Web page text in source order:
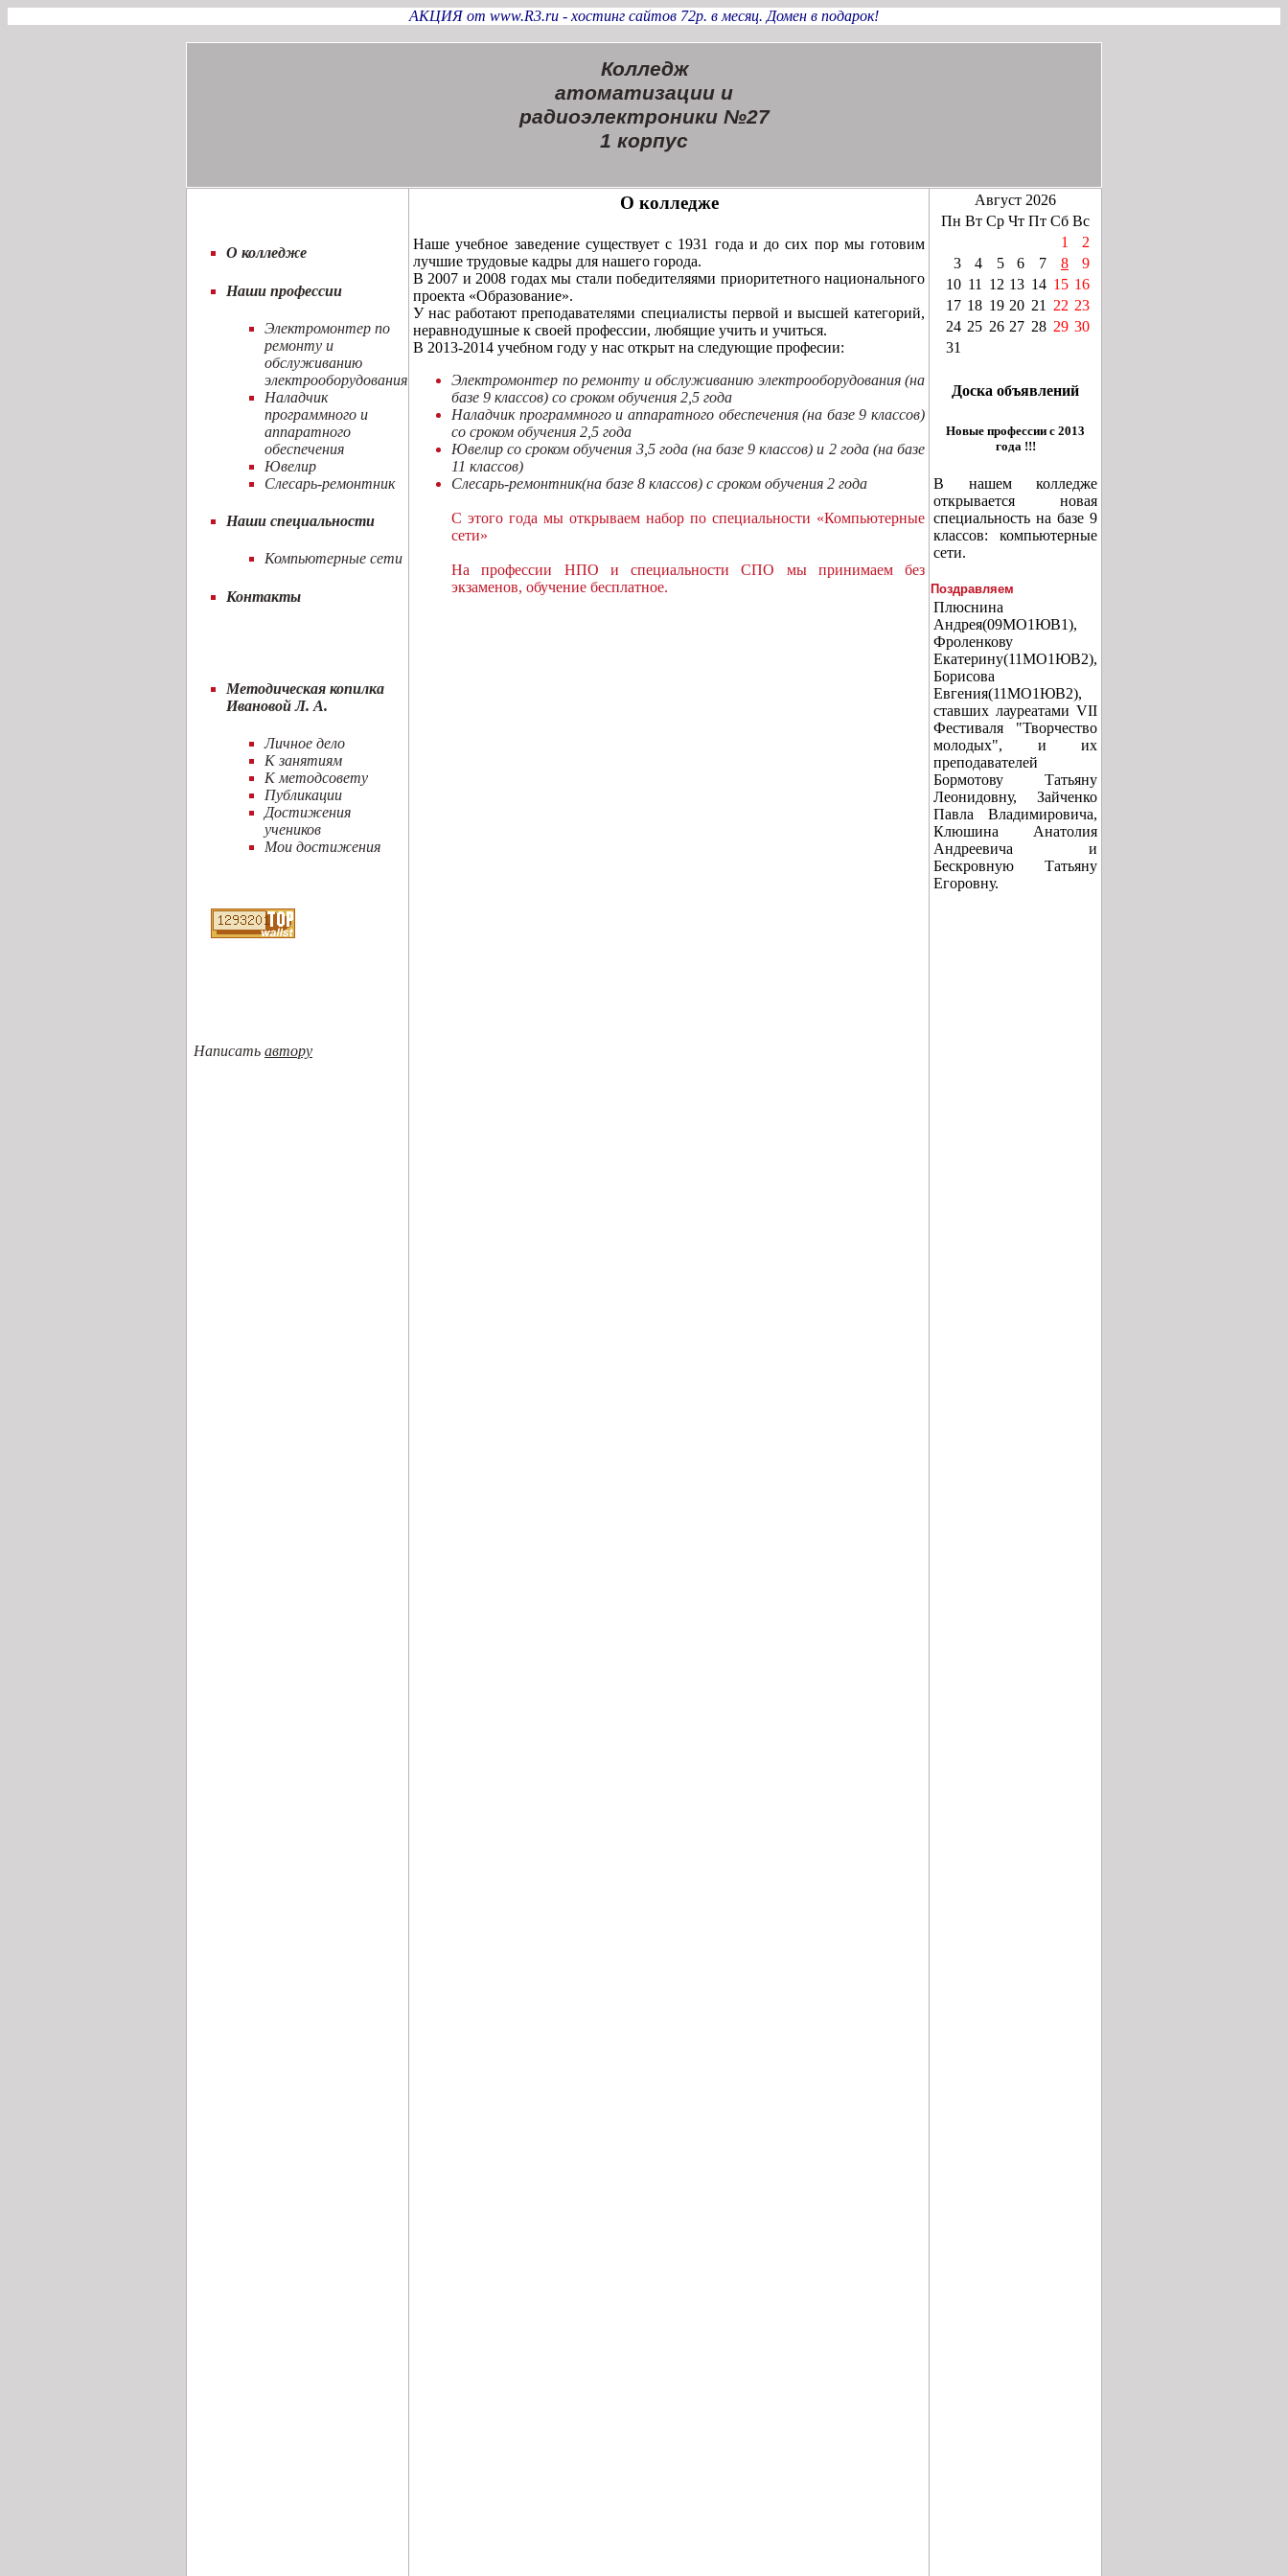
АКЦИЯ от www.R3.ru - хостинг сайтов 72р. в месяц. Домен в подарок!
Колледж
атоматизации и
радиоэлектроники №27
1 корпус
О колледже
Наши профессии
Электромонтер по
ремонту и
обслуживанию
электрооборудования
Наладчик
программного и
аппаратного
обеспечения
Ювелир
Слесарь-ремонтник
Наши специальности
Компьютерные сети
Контакты
Методическая копилка
Ивановой Л. А.
Личное дело
К занятиям
К методсовету
Публикации
Достижения
учеников
Мои достижения
Написать автору
О колледже
Наше учебное заведение существует с 1931 года и до сих пор мы готовим
лучшие трудовые кадры для нашего города.
В 2007 и 2008 годах мы стали победителяями приоритетного национального
проекта «Образование».
У нас работают преподавателями специалисты первой и высшей категорий,
неравнодушные к своей профессии, любящие учить и учиться.
В 2013-2014 учебном году у нас открыт на следующие професии:
Электромонтер по ремонту и обслуживанию электрооборудования (на
базе 9 классов) со сроком обучения 2,5 года
Наладчик программного и аппаратного обеспечения (на базе 9 классов)
со сроком обучения 2,5 года
Ювелир со сроком обучения 3,5 года (на базе 9 классов) и 2 года (на базе
11 классов)
Слесарь-ремонтник(на базе 8 классов) с сроком обучения 2 года
С этого года мы открываем набор по специальности «Компьютерные
сети»
На профессии НПО и специальности СПО мы принимаем без
экзаменов, обучение бесплатное.
Август 2026
Пн Вт Ср Чт Пт Сб Вс
1
2
3
4 5 6 7 8
9
10 11 12 13 14 15 16
17 18 19 20 21 22 23
24 25 26 27 28 29 30
31
Доска объявлений
Новые профессии с 2013
года !!!
В нашем колледже
открывается новая
специальность на базе 9
классов: компьютерные
сети.
Поздравляем
Плюснина
Андрея(09МО1ЮВ1),
Фроленкову
Екатерину(11МО1ЮВ2),
Борисова
Евгения(11МО1ЮВ2),
ставших лауреатами VII
Фестиваля "Творчество
молодых", и их
преподавателей
Бормотову Татьяну
Леонидовну, Зайченко
Павла Владимировича,
Клюшина Анатолия
Андреевича и
Бескровную Татьяну
Егоровну.